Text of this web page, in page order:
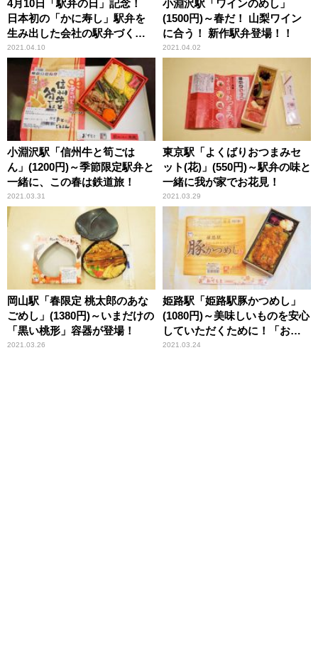
4月10日「駅弁の日」記念！
日本初の「かに寿し」駅弁を
生み出した会社の駅弁づくり
に密着
2021.04.10
小淵沢駅「ワインのめし」
(1500円)～春だ！ 山梨ワイン
に合う！ 新作駅弁登場！！
2021.04.02
小淵沢駅「信州牛と筍ごは
ん」(1200円)～季節限定駅弁と
一緒に、この春は鉄道旅！
2021.03.31
東京駅「よくばりおつまみセ
ット(花)」(550円)～駅弁の味と
一緒に我が家でお花見！
2021.03.29
岡山駅「春限定 桃太郎のあな
ごめし」(1380円)～いまだけの
「黒い桃形」容器が登場！
2021.03.26
姫路駅「姫路駅豚かつめし」
(1080円)～美味しいものを安心
していただくために！「お弁
当シールド」！
2021.03.24